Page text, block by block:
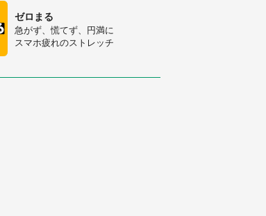
ぬお婆さんに握らされたもの（山口
県・30代女性）
ゼロまる
急がず、慌てず、円満に
スマホ疲れのストレッチ